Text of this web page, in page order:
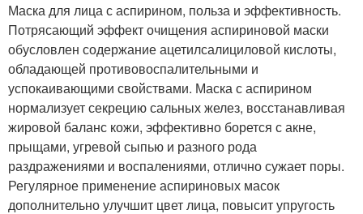
Маска для лица с аспирином, польза и эффективность.
Потрясающий эффект очищения аспириновой маски
обусловлен содержание ацетилсалициловой кислоты,
обладающей противовоспалительными и
успокаивающими свойствами. Маска с аспирином
нормализует секрецию сальных желез, восстанавливая
жировой баланс кожи, эффективно борется с акне,
прыщами, угревой сыпью и разного рода
раздражениями и воспалениями, отлично сужает поры.
Регулярное применение аспириновых масок
дополнительно улучшит цвет лица, повысит упругость